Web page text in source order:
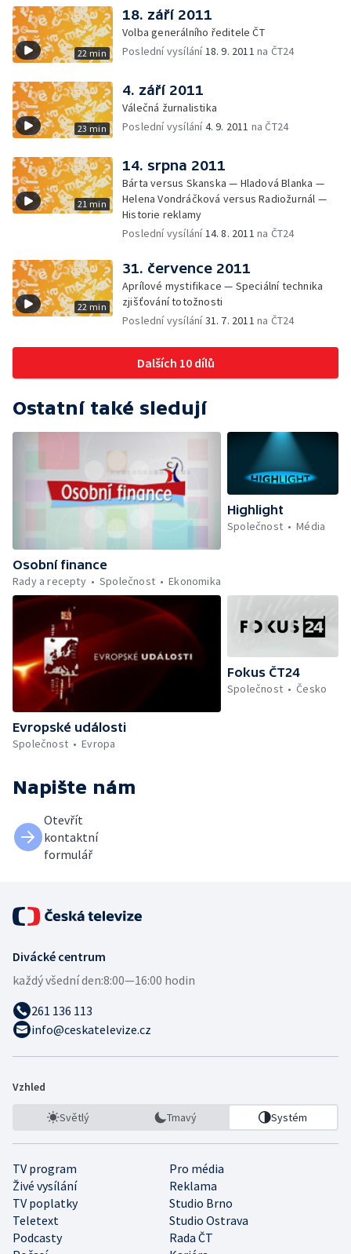
22 min
18. září 2011
Volba generálního ředitele ČT
Poslední vysílání18. 9. 2011 na ČT24
23 min
4. září 2011
Válečná žurnalistika
Poslední vysílání4. 9. 2011 na ČT24
21 min
14. srpna 2011
Bárta versus Skanska — Hladová Blanka —
Helena Vondráčková versus Radiožurnál —
Historie reklamy
Poslední vysílání14. 8. 2011 na ČT24
22 min
31. července 2011
Aprílové mystifikace — Speciální technika
zjišťování totožnosti
Poslední vysílání31. 7. 2011 na ČT24
Dalších 10 dílů
Ostatní také sledují
Osobní finance
Rady a recepty
Společnost Ekonomika
Highlight
Společnost
Média
Evropské události
Společnost
Evropa
Fokus ČT24
Společnost
Česko
Napište nám
Otevřít
kontaktní
formulář
Divácké centrum
každý všední den:8:00—16:00 hodin
261 136 113
info@ceskatelevize.cz
Vzhled
Světlý Tmavý Systém
TV program
Pro média
Živé vysílání
Reklama
TV poplatky
Studio Brno
Teletext
Studio Ostrava
Podcasty
Rada ČT